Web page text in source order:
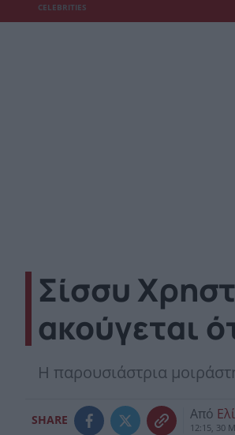
CELEBRITIES
Σίσσυ
ακούγεται
Η παρουσιάστρια
SHARE Από
12:15, 30